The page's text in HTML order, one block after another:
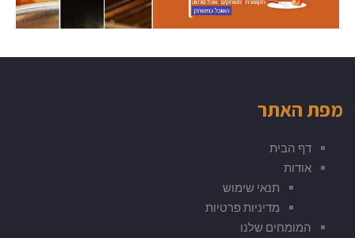
מפת האתר
דף הבית
אודות
תנאי שימוש
מדיניות פרטיות
המומחים שלנו